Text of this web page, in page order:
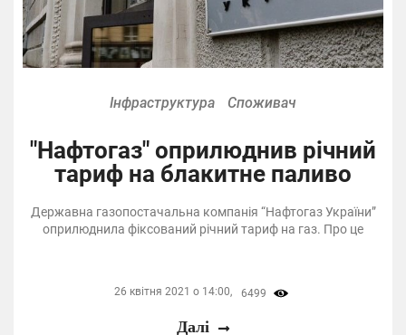
Інфраструктура Споживач
"Нафтогаз" оприлюднив річний
тариф на блакитне паливо
Державна газопостачальна компанія “Нафтогаз України”
оприлюднила фіксований річний тариф на газ. Про це
26 квітня 2021 о 14:00, 6499
Далі